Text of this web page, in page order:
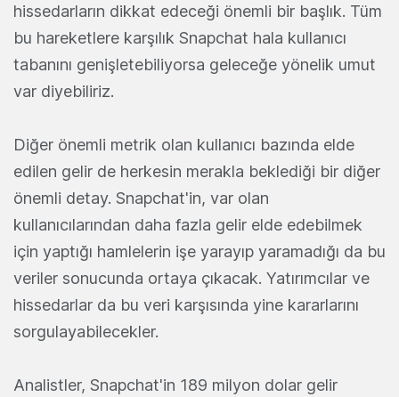
hissedarların dikkat edeceği önemli bir başlık. Tüm
bu hareketlere karşılık Snapchat hala kullanıcı
tabanını genişletebiliyorsa geleceğe yönelik umut
var diyebiliriz.
Diğer önemli metrik olan kullanıcı bazında elde
edilen gelir de herkesin merakla beklediği bir diğer
önemli detay. Snapchat'in, var olan
kullanıcılarından daha fazla gelir elde edebilmek
için yaptığı hamlelerin işe yarayıp yaramadığı da bu
veriler sonucunda ortaya çıkacak. Yatırımcılar ve
hissedarlar da bu veri karşısında yine kararlarını
sorgulayabilecekler.
Analistler, Snapchat'in 189 milyon dolar gelir